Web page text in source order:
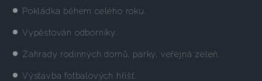
Pokládka během celého roku.
Vypěstován odborníky.
Zahrady rodinných domů, parky, veřejná zeleň.
Výstavba fotbalových hřišť.